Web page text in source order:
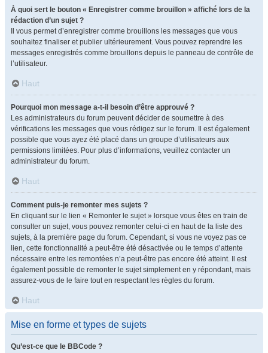
À quoi sert le bouton « Enregistrer comme brouillon » affiché lors de la
rédaction d’un sujet ?
Il vous permet d’enregistrer comme brouillons les messages que vous
souhaitez finaliser et publier ultérieurement. Vous pouvez reprendre les
messages enregistrés comme brouillons depuis le panneau de contrôle de
l’utilisateur.
Haut
Pourquoi mon message a-t-il besoin d’être approuvé ?
Les administrateurs du forum peuvent décider de soumettre à des
vérifications les messages que vous rédigez sur le forum. Il est également
possible que vous ayez été placé dans un groupe d’utilisateurs aux
permissions limitées. Pour plus d’informations, veuillez contacter un
administrateur du forum.
Haut
Comment puis-je remonter mes sujets ?
En cliquant sur le lien « Remonter le sujet » lorsque vous êtes en train de
consulter un sujet, vous pouvez remonter celui-ci en haut de la liste des
sujets, à la première page du forum. Cependant, si vous ne voyez pas ce
lien, cette fonctionnalité a peut-être été désactivée ou le temps d’attente
nécessaire entre les remontées n’a peut-être pas encore été atteint. Il est
également possible de remonter le sujet simplement en y répondant, mais
assurez-vous de le faire tout en respectant les règles du forum.
Haut
Mise en forme et types de sujets
Qu’est-ce que le BBCode ?